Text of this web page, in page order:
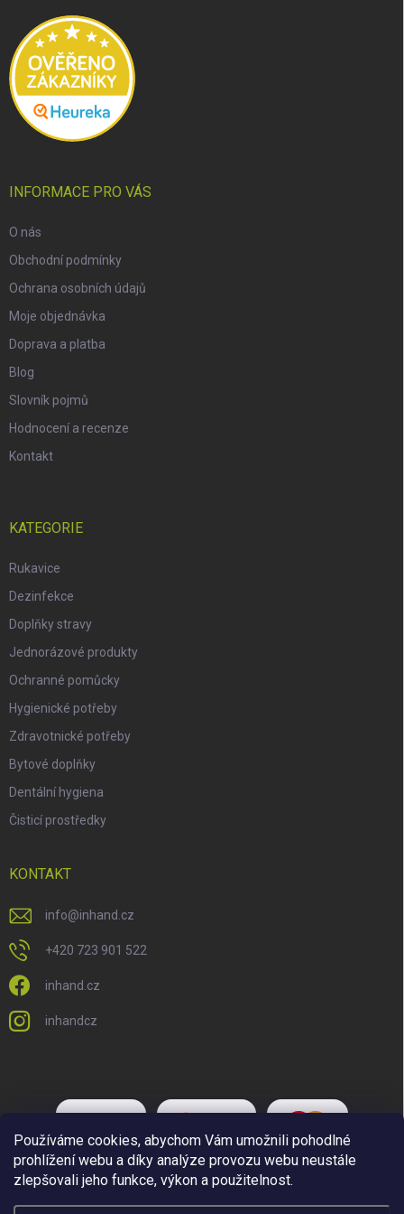
Používáme cookies, abychom Vám umožnili pohodlné
prohlížení webu a díky analýze provozu webu neustále
zlepšovali jeho funkce, výkon a použitelnost.
INFORMACE PRO VÁS
O nás
Obchodní podmínky
Ochrana osobních údajů
Moje objednávka
Doprava a platba
Blog
Slovník pojmů
Hodnocení a recenze
Kontakt
KATEGORIE
Rukavice
Dezinfekce
Doplňky stravy
Jednorázové produkty
Ochranné pomůcky
Hygienické potřeby
Zdravotnické potřeby
Bytové doplňky
Dentální hygiena
Čisticí prostředky
KONTAKT
info@inhand.cz
+420 723 901 522
inhand.cz
inhandcz